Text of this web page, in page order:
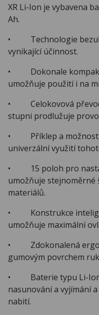
XR Li-Ion je vybavena
Ah.
• Technologie
vynikající účinnost.
• Dokonale
umožňuje použití i na
• Celokovová
stupni prodlužuje
• Příklep a možnost
univerzální využití
• 15 poloh pro
umožňuje stejnoměrné
materiálů.
• Konstrukce
umožňuje maximální
• Zdokonalená
gumovým povrchem
• Baterie typu Li-Ion
nasunování a vyjímání
nabití.